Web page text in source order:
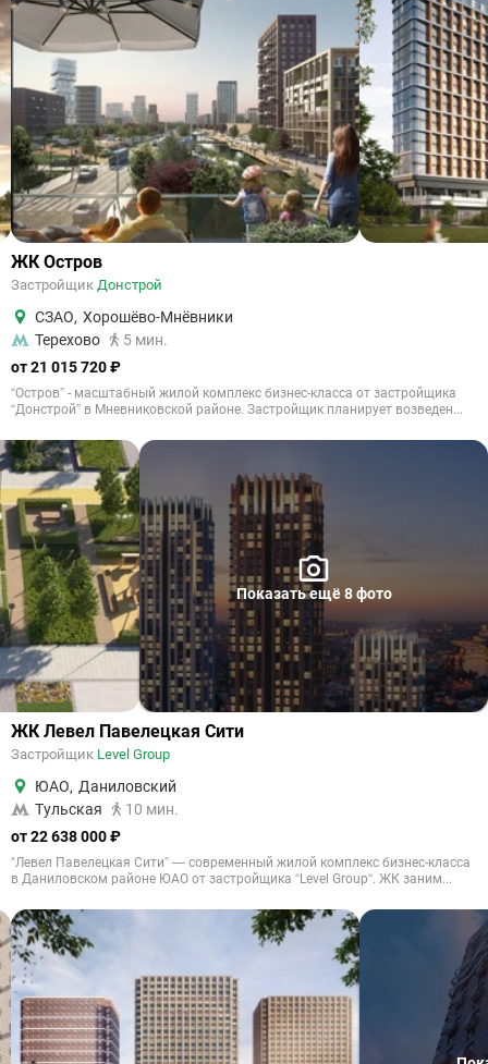
ЖК Остров
Застройщик Донстрой
СЗАО, Хорошёво-Мнёвники
Терехово
5 мин.
от 21 015 720 ₽
“Остров” - масштабный жилой комплекс бизнес-класса от застройщика
“Донстрой” в Мневниковской районе. Застройщик планирует возведен...
Показать ещё 8 фото
ЖК Левел Павелецкая Сити
Застройщик Level Group
ЮАО, Даниловский
Тульская
10 мин.
от 22 638 000 ₽
"Левел Павелецкая Сити” — современный жилой комплекс бизнес-класса
в Даниловском районе ЮАО от застройщика “Level Group“. ЖК заним...